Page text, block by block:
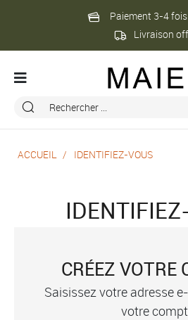
Paiement 3-4
Livraison
ACCUEIL IDENTIFIEZ-VOUS
CRÉEZ VOTRE
Saisissez votre adresse
votre